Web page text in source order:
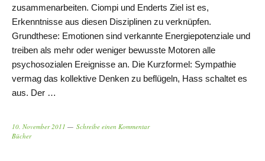
zusammenarbeiten. Ciompi und Enderts Ziel ist es,
Erkenntnisse aus diesen Disziplinen zu verknüpfen.
Grundthese: Emotionen sind verkannte Energiepotenziale und
treiben als mehr oder weniger bewusste Motoren alle
psychosozialen Ereignisse an. Die Kurzformel: Sympathie
vermag das kollektive Denken zu beflügeln, Hass schaltet es
aus. Der …
10. November 2011
Schreibe einen Kommentar
Bücher